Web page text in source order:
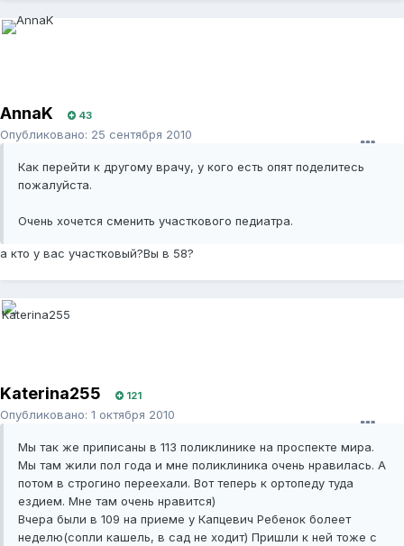
AnnaK 43
Опубликовано: 25 сентября 2010
Как перейти к другому врачу, у кого есть опят поделитесь
пожалуйста.
Очень хочется сменить участкового педиатра.
а кто у вас участковый?Вы в 58?
Katerina255 121
Опубликовано: 1 октября 2010
Мы так же приписаны в 113 поликлинике на проспекте мира.
Мы там жили пол года и мне поликлиника очень нравилась. А
потом в строгино переехали. Вот теперь к ортопеду туда
ездием. Мне там очень нравится)
Вчера были в 109 на приеме у Капцевич Ребенок болеет
неделю(сопли кашель, в сад не ходит) Пришли к ней тоже с